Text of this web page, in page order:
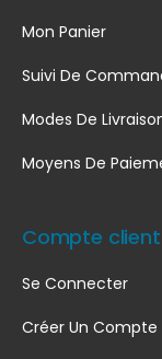
Mon Panier
Suivi De
Modes De
Moyens De
Compte client
Se Connecter
Créer Un Compte